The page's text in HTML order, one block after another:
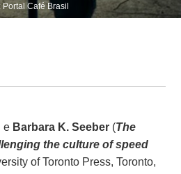
Portal Café Brasil
e Barbara K. Seeber (The
the culture of speed
of Toronto Press, Toronto,